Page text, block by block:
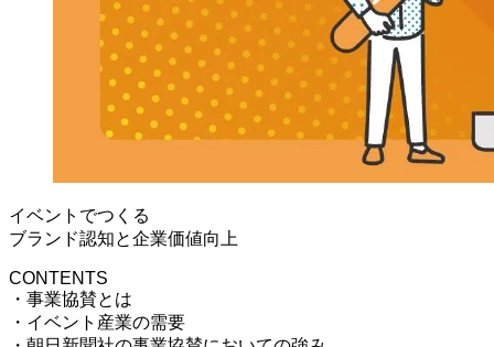
イベントでつくる
ブランド認知と企業価値向上
CONTENTS
・事業協賛とは
・イベント産業の需要